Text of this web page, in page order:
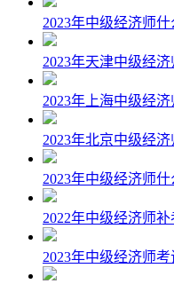
2023年中级经济师
2023年天津中级经济
2023年上海中级经济
2023年北京中级经济
2023年中级经济师
2022年中级经济师
2023年中级经济师考